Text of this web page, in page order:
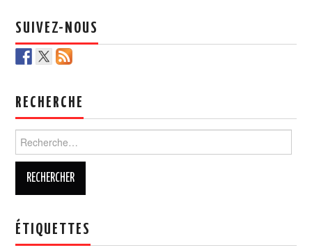
k
SUIVEZ-NOUS
RECHERCHE
ÉTIQUETTES